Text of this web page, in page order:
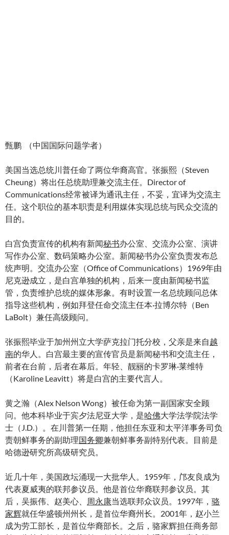
甄鹏 （中国国际问题学者）
美国当选总统川普任命了两位华裔高官。张振熙（Steven
Cheung）将出任总统助理兼交流主任。Director of
Communications经常被译为通讯主任，不妥，宜译为交流主
任。这个职位的基本职责是利用媒体实现总统与民众交流的
目的。
白宫负责宣传的机构有新闻秘书办公室、交流办公室、演讲
写作办公室、数码策略办公室。新闻秘书办公室负责发布总
统声明。交流办公室（Office of Communications）1969年由
尼克逊成立，是白宫单独的机构，后来一度由新闻秘书监
管，负责维护总统的媒体形象。有时设置一名总统顾问总体
指导这些机构，例如拜登任命交流主任本·拉博尔特（Ben
LaBolt）兼任高级顾问。
张振熙毕业于加州州立大学萨克拉门托分校，父亲是来自越
南的华人。白宫最主要的宣传官员是新闻秘书和交流主任，
前者在台前，后者在幕后。年轻、靓丽的卡罗琳·莱维特
（Karoline Leavitt）将是白宫的主要代言人。
黄之瀚（Alex Nelson Wong）被任命为第一副国家安全顾
问。他本科毕业于宾夕法尼亚大学，是哈佛大学法学院法学
士（J.D.）。在川普第一任期，他担任东亚和太平洋事务司负
责朝鲜事务的副助理国务卿兼朝鲜事务副特别代表。目前是
哈德逊研究所高级研究员。
近几十年，美国政坛涌现一大批华人。1959年，邝友良成为
代表夏威夷的联邦参议员。他是首位华裔联邦参议员。其
后，吴振伟、赵美心、
周永康当选联邦众议员。1997年， 骆
家辉就任华盛顿州州长，是首位华裔州长。2001年，赵小兰
成为劳工部长，是首位华裔部长。之后，骆家辉担任商务部